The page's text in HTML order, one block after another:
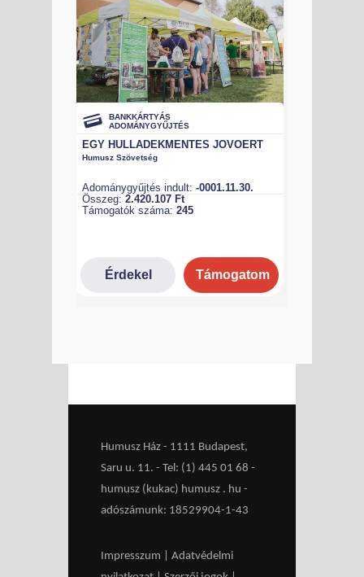
Humusz Ház - 1111 Budapest,
Saru u. 11. - Tel: (1) 445 01 68 -
humusz (kukac) humusz . hu -
adószámunk: 18529904-1-43
Impresszum
Adatvédelmi